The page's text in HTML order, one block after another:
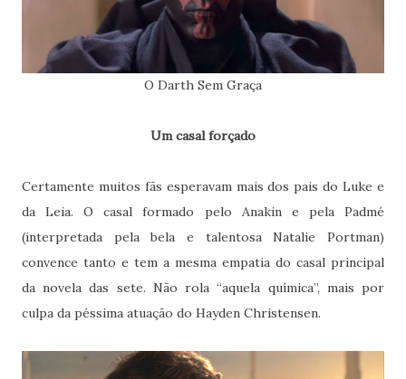
O Darth Sem Graça
Um casal forçado
Certamente muitos fãs esperavam mais dos pais do Luke e
da Leia. O casal formado pelo Anakin e pela Padmé
(interpretada pela bela e talentosa Natalie Portman)
convence tanto e tem a mesma empatia do casal principal
da novela das sete. Não rola “aquela química”, mais por
culpa da péssima atuação do Hayden Christensen.